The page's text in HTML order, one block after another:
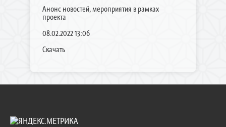
Анонс новостей, мероприятия в рамках
проекта
08.02.2022 13:06
Скачать